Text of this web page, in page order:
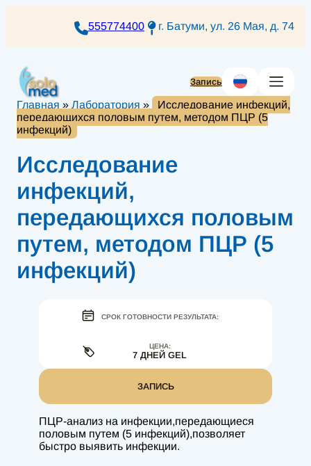
555774400 г. Батуми, ул. 26 Мая, д. 74
Запись
Главная » Лаборатория »
Исследование инфекций,
передающихся половым путем, методом ПЦР (5
инфекций)
Исследование
инфекций,
передающихся половым
путем, методом ПЦР (5
инфекций)
ПЦР-анализ на инфекции,передающиеся
половым путем (5 инфекций),позволяет
быстро выявить инфекции.
СРОК ГОТОВНОСТИ РЕЗУЛЬТАТА:
ЦЕНА:
7 ДНЕЙ GEL
ЗАПИСЬ